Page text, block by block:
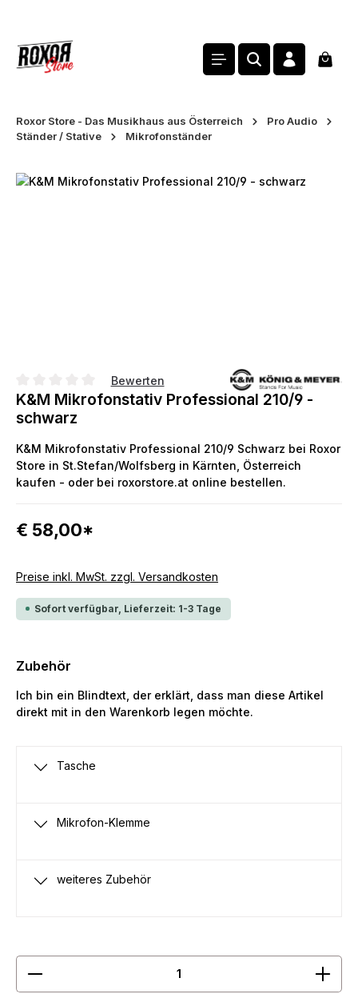
Roxor Store - Das Musikhaus aus Österreich
Pro Audio
Ständer / Stative
Mikrofonständer
Bildergalerie überspringen
Durchschnittliche Bewertung von 0 von 5 Sternen
Bewerten
K&M Mikrofonstativ Professional 210/9 -
schwarz
K&M Mikrofonstativ Professional 210/9 Schwarz bei Roxor
Store in St.Stefan/Wolfsberg in Kärnten, Österreich
kaufen - oder bei roxorstore.at online bestellen.
€ 58,00*
Preise inkl. MwSt. zzgl. Versandkosten
Sofort verfügbar, Lieferzeit: 1-3 Tage
Zubehör
Ich bin ein Blindtext, der erklärt, dass man diese Artikel
direkt mit in den Warenkorb legen möchte.
Tasche
Mikrofon-Klemme
weiteres Zubehör
Produkt Anzahl: Gib den gewünschten Wert ein